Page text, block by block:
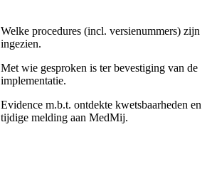
Welke procedures (incl. versienummers) zijn
ingezien.
Met wie gesproken is ter bevestiging van de
implementatie.
Evidence m.b.t. ontdekte kwetsbaarheden en
tijdige melding aan MedMij.